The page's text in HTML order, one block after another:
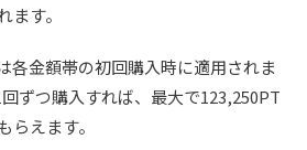
ます。
各金額帯の初回購入時に適用されま
ずつ購入すれば、最大で123,250PT
らえます。